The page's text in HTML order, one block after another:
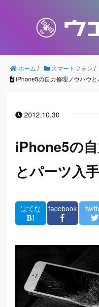
ホーム / スマートフォン /
iPhone5の自力修理ノウハウと
2012.10.30
iPhone5の
とパーツ入
はてな facebook